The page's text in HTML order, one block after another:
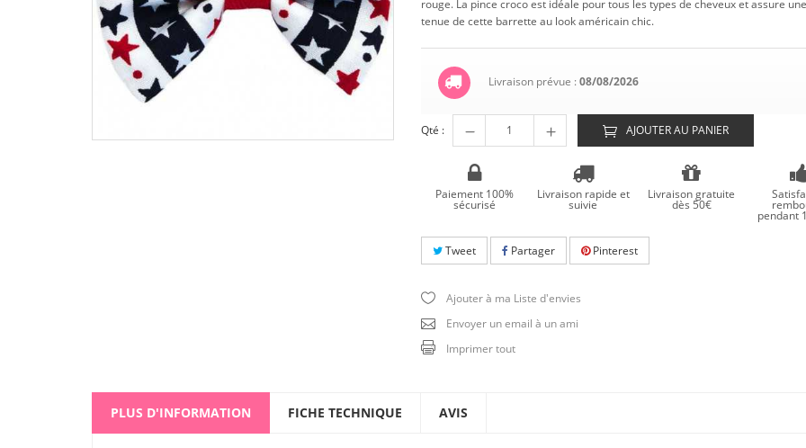
rouge. La pince croco est idéale pour tous les types de cheveux et assure
tenue de cette barrette au look américain chic.
Livraison prévue :08/08/2026
Qté : AJOUTER AU PANIER
Paiement 100%
sécurisé
Livraison rapide et
suivie
Livraison gratuite
dès 50€
pendant
Tweet Partager Pinterest
Ajouter à ma Liste d'envies
Envoyer un email à un ami
Imprimer tout
PLUS D'INFORMATION FICHE TECHNIQUE AVIS